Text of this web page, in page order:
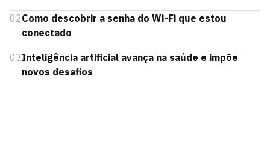
02Como descobrir a senha do Wi-Fi que estou
conectado
03Inteligência artificial avança na saúde e impõe
novos desafios